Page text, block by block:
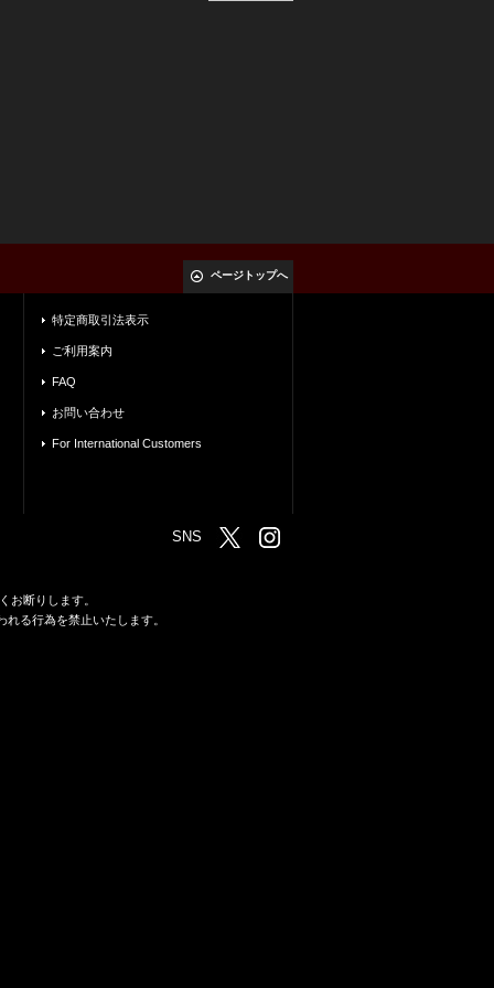
ページトップへ
特定商取引法表示
ご利用案内
FAQ
お問い合わせ
For International Customers
SNS
お断りします。
る行為を禁止いたします。